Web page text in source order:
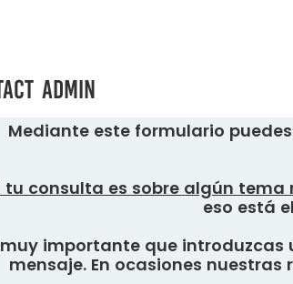
Admin
Mediante este formulario
tu consulta es sobre algún
eso está
muy importante que
mensaje. En ocasiones